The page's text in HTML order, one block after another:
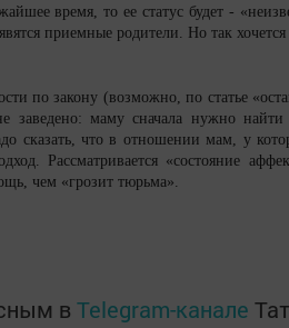
время, то ее статус будет -
приемные родители. Но так хочется
по закону (возможно, по статье
заведено: маму сначала нужно
сказать, что в отношении мам, у
Рассматривается «состояние
чем «грозит тюрьма».
в Telegram-канале